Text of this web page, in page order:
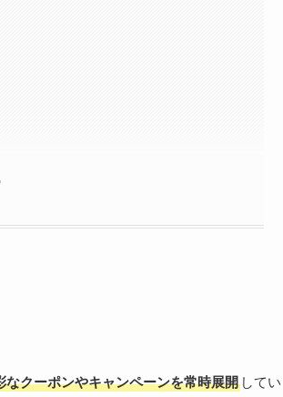
なクーポンやキャンペーンを常時展開 してい